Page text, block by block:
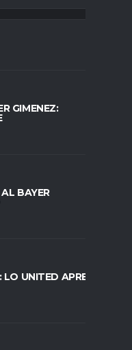
GIMENEZ:
BAYER
UNITED APRE AL